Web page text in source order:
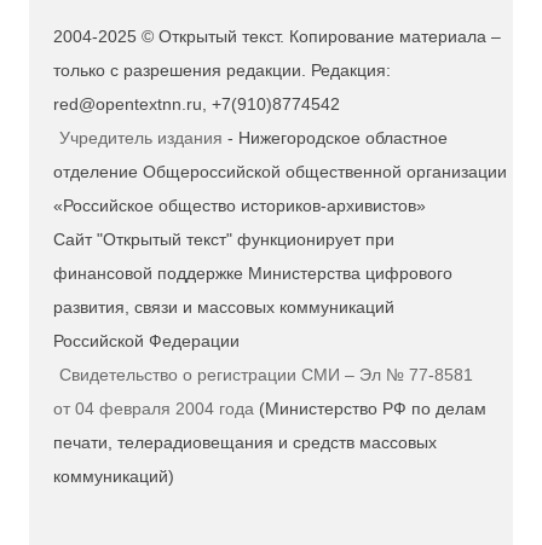
2004-2025 © Открытый текст. Копирование материала –
только с разрешения редакции. Редакция:
red@opentextnn.ru, +7(910)8774542
Учредитель издания - Нижегородское областное
отделение Общероссийской общественной организации
«Российское общество историков-архивистов»
Сайт "Открытый текст" функционирует при
финансовой поддержке Министерства цифрового
развития, связи и массовых коммуникаций
Российской Федерации
Свидетельство о регистрации СМИ – Эл № 77-8581
от 04 февраля 2004 года (Министерство РФ по делам
печати, телерадиовещания и средств массовых
коммуникаций)